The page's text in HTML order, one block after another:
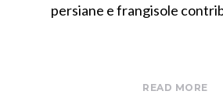
persiane e frangisole
READ MORE